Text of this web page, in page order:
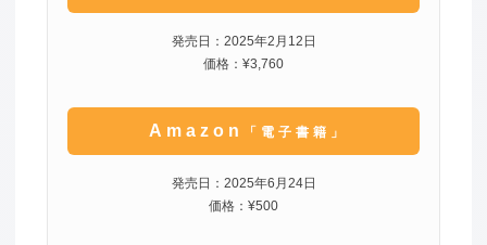
発売日：2025年2月12日
価格：¥3,760
Amazon 「電子書籍」
発売日：2025年6月24日
価格：¥500